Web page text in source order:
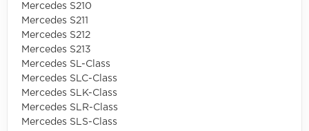
Mercedes S210
Mercedes S211
Mercedes S212
Mercedes S213
Mercedes SL-Class
Mercedes SLC-Class
Mercedes SLK-Class
Mercedes SLR-Class
Mercedes SLS-Class